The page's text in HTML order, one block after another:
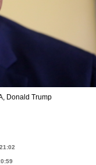
Donald Trump